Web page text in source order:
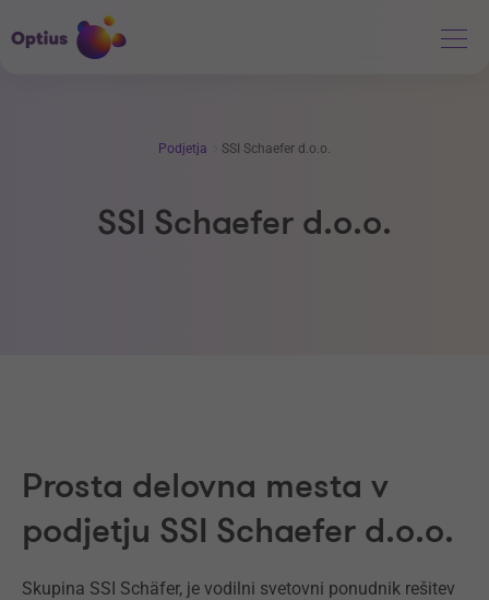
Podjetja SSI Schaefer d.o.o.
SSI Schaefer d.o.o.
Prosta delovna mesta v
podjetju SSI Schaefer d.o.o.
Skupina SSI Schäfer, je vodilni svetovni ponudnik rešitev